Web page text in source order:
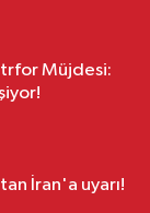
Müjdesi:
İran'a uyarı!